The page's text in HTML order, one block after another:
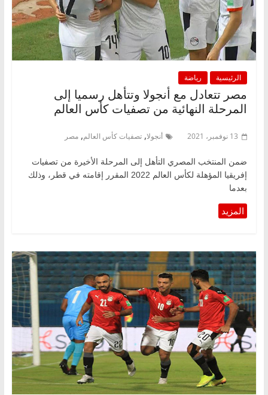
الرئيسية رياضة
مصر تتعادل مع أنجولا وتتأهل رسميا إلى
المرحلة النهائية من تصفيات كأس العالم
13 نوفمبر، 2021 أنجولا, تصفيات كأس العالم, مصر
ضمن المنتخب المصري التأهل إلى المرحلة الأخيرة من تصفيات
إفريقيا المؤهلة لكأس العالم 2022 المقرر إقامته في قطر، وذلك
بعدما